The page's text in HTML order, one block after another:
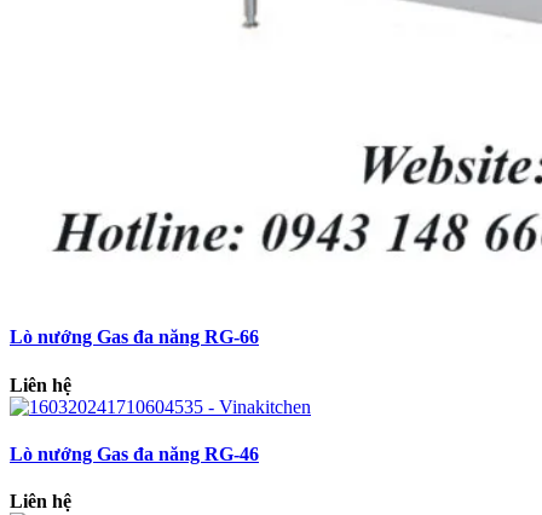
Lò nướng Gas đa năng RG-66
Liên hệ
Lò nướng Gas đa năng RG-46
Liên hệ